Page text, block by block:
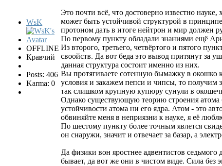
WsK
OFFLINE
Кравчий
Posts: 406
Karma: 0
Это почти всё, что достоверно известно
может быть устойчивой структурой в
протоном дать в итоге нейтрон и мир должен
По первому пункту обладали знаниями ещё
Из второго, третьего, четвёртого и пятого
своойств. Да вот беда это вывод притянут за
данная структура состоит именно из них.
Вы протягиваете сотенную бымажку в окошко
условия и закажем пепси и чипсы, то получим
так слишком крупную купюру сунули в
Однако существующую теорию строения атома
устойчивости атома ни его ядра. Атом - это
обвиняйте меня в неприязни к науке, я её
По шестому пункту более точным явлется
он снаружи, значит и отвечает за базар, а
Да физики вон яростнее адвентистов седьмого
бывает, да вот же они в чистом виде. Сила без